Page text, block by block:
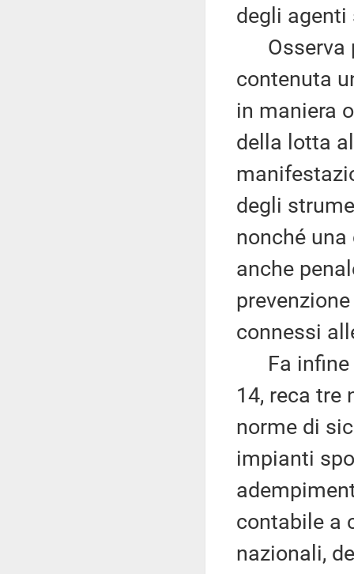
degli
Osserva
contenuta
in maniera
della lotta
degli
nonché
anche
connessi
Fa infine
14, reca tre
norme di
impianti
contabile a
nazionali,